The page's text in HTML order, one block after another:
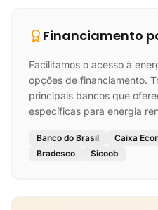
Financiamento
Facilitamos o acesso à
opções de financiamento.
principais bancos que
específicas para energia
Banco do Brasil Caixa
Bradesco
Sicoob